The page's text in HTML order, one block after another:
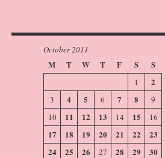
October 2011
M T W T F S S
1 2
3 4 5 6 7 8
9
10
11 12 13 14 15 16
17 18 19 20 21 22
23
24
25 26 27 28 29
30